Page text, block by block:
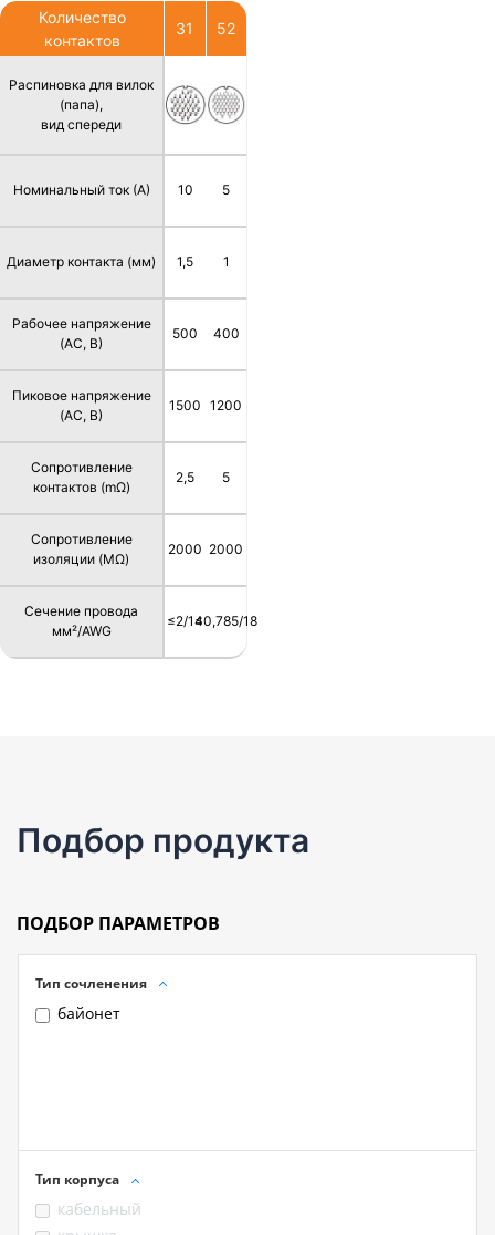
Количество
контактов
Распиновка для вилок
(папа),
вид спереди
Номинальный ток (А)
Диаметр контакта (мм)
Рабочее напряжение
(AC, В)
Пиковое напряжение
(AC, В)
Сопротивление
контактов (mΩ)
Сопротивление
изоляции (MΩ)
Сечение провода
мм²/AWG
31
10
1,5
500
1500
2,5
2000
≤2/14
52
5
1
400
1200
5
2000
≤0,785/18
Подбор продукта
ПОДБОР ПАРАМЕТРОВ
Тип сочленения
байонет
Тип корпуса
кабельный